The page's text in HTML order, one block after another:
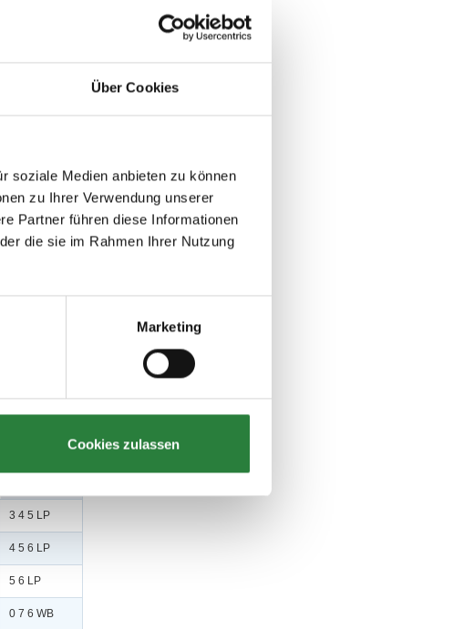
Über Cookies
soziale Medien anbieten zu können
zu Ihrer Verwendung unserer
Partner führen diese Informationen
die sie im Rahmen Ihrer Nutzung
Marketing
Cookies zulassen
Rasen
3 4 5 LP
4 5 6 LP
5 6 LP
0 7 6 WB